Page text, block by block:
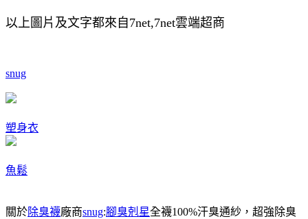
以上圖片及文字都來自7net,7net雲端超商
snug
塑身衣
魚鬆
關於除臭襪廠商snug:腳臭剋星全襪100%汗臭通紗，超強除臭